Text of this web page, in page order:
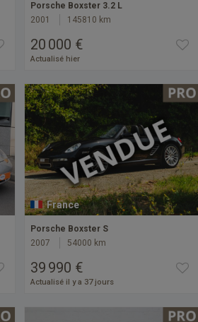
Porsche Boxster 3.2 L
2001
145810 km
20 000 €
Actualisé hier
France
Porsche Boxster S
2007
54000 km
39 990 €
Actualisé il y a 37 jours